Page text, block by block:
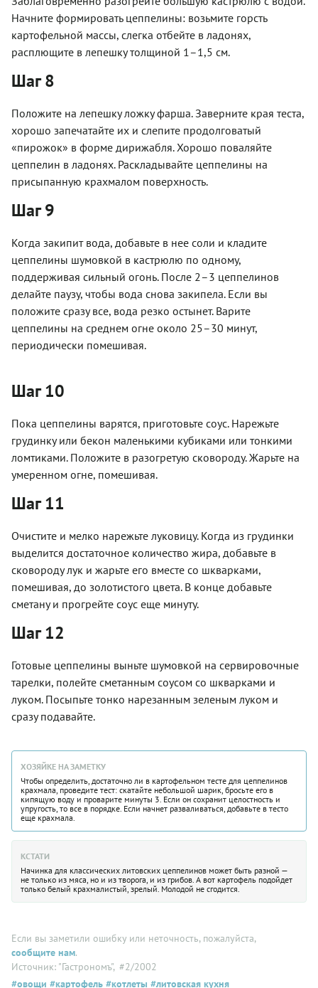
Начните формировать цеппелины: возьмите горсть
картофельной массы, слегка отбейте в ладонях,
расплющите в лепешку толщиной 1–1,5 см.
Шаг 8
Положите на лепешку ложку фарша. Заверните края теста,
хорошо запечатайте их и слепите продолговатый
«пирожок» в форме дирижабля. Хорошо поваляйте
цеппелин в ладонях. Раскладывайте цеппелины на
присыпанную крахмалом поверхность.
Шаг 9
Когда закипит вода, добавьте в нее соли и кладите
цеппелины шумовкой в кастрюлю по одному,
поддерживая сильный огонь. После 2–3 цеппелинов
делайте паузу, чтобы вода снова закипела. Если вы
положите сразу все, вода резко остынет. Варите
цеппелины на среднем огне около 25–30 минут,
периодически помешивая.
Шаг 10
Пока цеппелины варятся, приготовьте соус. Нарежьте
грудинку или бекон маленькими кубиками или тонкими
ломтиками. Положите в разогретую сковороду. Жарьте на
умеренном огне, помешивая.
Шаг 11
Очистите и мелко нарежьте луковицу. Когда из грудинки
выделится достаточное количество жира, добавьте в
сковороду лук и жарьте его вместе со шкварками,
помешивая, до золотистого цвета. В конце добавьте
сметану и прогрейте соус еще минуту.
Шаг 12
Готовые цеппелины выньте шумовкой на сервировочные
тарелки, полейте сметанным соусом со шкварками и
луком. Посыпьте тонко нарезанным зеленым луком и
сразу подавайте.
ХОЗЯЙКЕ НА ЗАМЕТКУ
Чтобы определить, достаточно ли в картофельном тесте для цеппелинов
крахмала, проведите тест: скатайте небольшой шарик, бросьте его в
кипящую воду и проварите минуты 3. Если он сохранит целостность и
упругость, то все в порядке. Если начнет разваливаться, добавьте в тесто
еще крахмала.
КСТАТИ
Начинка для классических литовских цеппелинов может быть разной —
не только из мяса, но и из творога, и из грибов. А вот картофель подойдет
только белый крахмалистый, зрелый. Молодой не сгодится.
Если вы заметили ошибку или неточность, пожалуйста,
сообщите нам.
Источник: "Гастрономъ", #2/2002
#овощи #картофель #котлеты #литовская кухня